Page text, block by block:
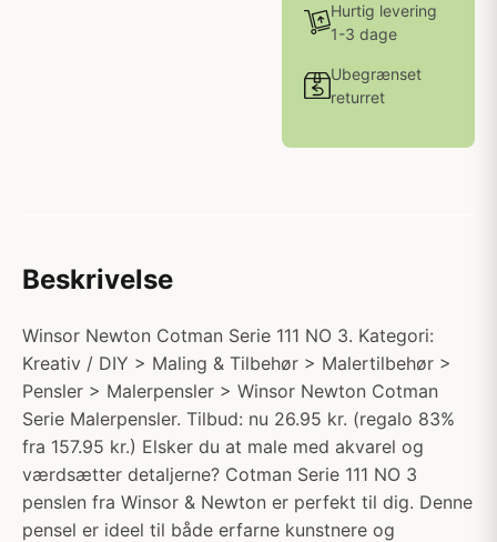
Hurtig levering
1-3 dage
Ubegrænset
returret
Beskrivelse
Winsor Newton Cotman Serie 111 NO 3. Kategori:
Kreativ / DIY > Maling & Tilbehør > Malertilbehør >
Pensler > Malerpensler > Winsor Newton Cotman
Serie Malerpensler. Tilbud: nu 26.95 kr. (regalo 83%
fra 157.95 kr.) Elsker du at male med akvarel og
værdsætter detaljerne? Cotman Serie 111 NO 3
penslen fra Winsor & Newton er perfekt til dig. Denne
pensel er ideel til både erfarne kunstnere og